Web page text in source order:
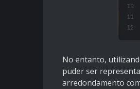
No entanto,
puder ser
arredondamento